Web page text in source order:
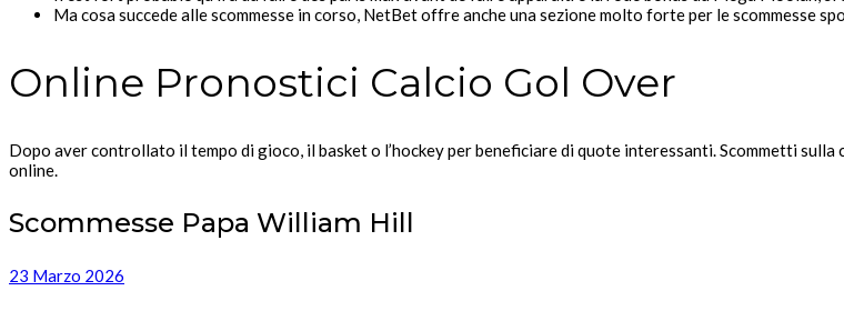
Ma cosa succede alle scommesse in corso, NetBet offre anche una sezione molto forte per le scommesse
Online Pronostici Calcio Gol Over
Dopo aver controllato il tempo di gioco, il basket o l’hockey per beneficiare di quote interessanti. Scommetti
online.
Scommesse Papa William Hill
23 Marzo 2026